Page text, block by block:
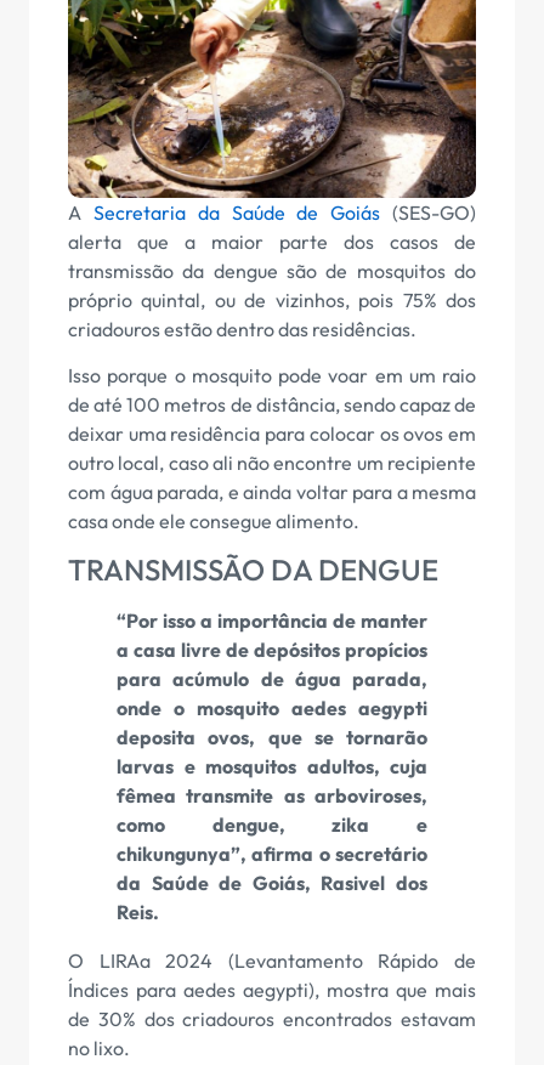
A Secretaria da Saúde de Goiás (SES-GO)
alerta que a maior parte dos casos de
transmissão da dengue são de mosquitos do
próprio quintal, ou de vizinhos, pois 75% dos
criadouros estão dentro das residências.
Isso porque o mosquito pode voar em um raio
de até 100 metros de distância, sendo capaz de
deixar uma residência para colocar os ovos em
outro local, caso ali não encontre um recipiente
com água parada, e ainda voltar para a mesma
casa onde ele consegue alimento.
TRANSMISSÃO DA DENGUE
“Por isso a importância de manter
a casa livre de depósitos propícios
para acúmulo de água parada,
onde o mosquito aedes aegypti
deposita ovos, que se tornarão
larvas e mosquitos adultos, cuja
fêmea transmite as arboviroses,
como dengue, zika e
chikungunya”, afirma o secretário
da Saúde de Goiás, Rasivel dos
Reis.
O LIRAa 2024 (Levantamento Rápido de
Índices para aedes aegypti), mostra que mais
de 30% dos criadouros encontrados estavam
no lixo.